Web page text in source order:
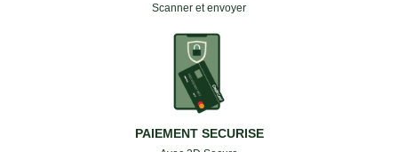
Scanner et envoyer
PAIEMENT SECURISE